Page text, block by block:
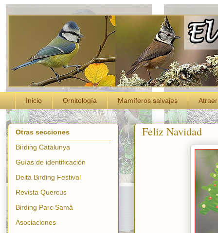
Inicio Ornitología Mamíferos salvajes
Feliz Navidad
Otras secciones
Birding Catalunya
Guías de identificación
Delta Birding Festival
Revista Quercus
Birding Parc Samà
Asociaciones